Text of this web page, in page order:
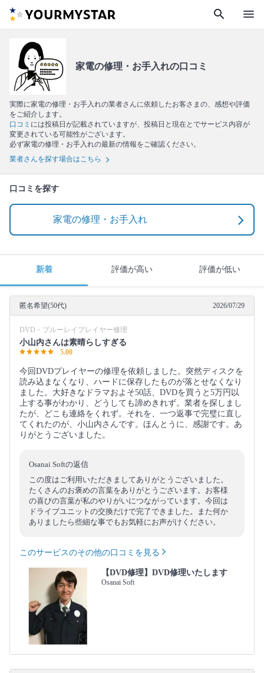
search menu
家電の修理・お手入れの口コミ
実際に家電の修理・お手入れの業者さんに依頼したお客さまの、感想や評価
をご紹介します。
口コミ には投稿日が記載されていますが、投稿日と現在とでサービス内容が
変更されている可能性がございます。
必ず家電の修理・お手入れの最新の情報をご確認ください。
業者さんを探す場合はこちら
口コミを探す
家電の修理・お手入れ
新着 評価が高い 評価が低い
匿名希望(50代) 2026/07/29
DVD・ブルーレイプレイヤー修理
小山内さんは素晴らしすぎる
5.00
今回DVDプレイヤーの修理を依頼しました。突然ディスクを
読み込まなくなり、ハードに保存したものが落とせなくなり
ました。大好きなドラマおよそ50話、DVDを買うと5万円以
上する事がわかり、どうしても諦めきれず。業者を探しまし
たが、どこも連絡をくれず。それを、一つ返事で完璧に直し
てくれたのが、小山内さんです。ほんとうに、感謝です。あ
りがとうございました。
Osanai Softの返信
この度はご利用いただきましてありがとうございました。
たくさんのお褒めの言葉をありがとうございます。お客様
の喜びの言葉が私のやりがいにつながっています。今回は
ドライブユニットの交換だけで完了できました。また何か
ありましたら些細な事でもお気軽にお声がけください。
このサービスのその他の口コミを見る
【DVD修理】DVD修理いたします
Osanai Soft